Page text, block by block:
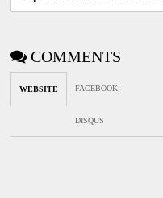
COMMENTS
WEBSITE FACEBOOK:
DISQUS